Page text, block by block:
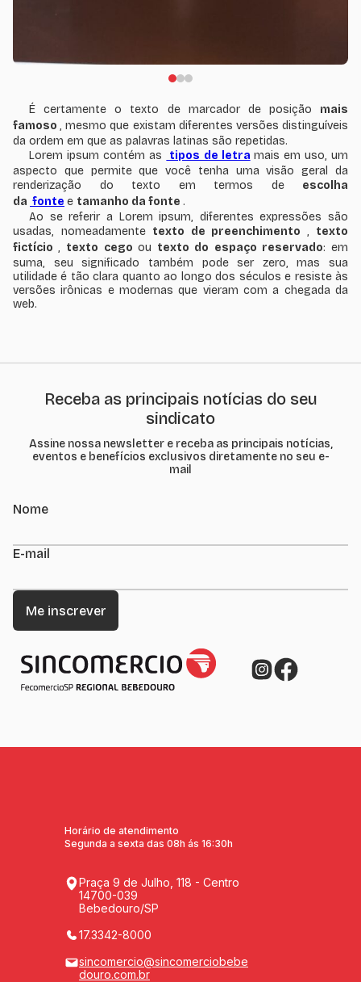
É certamente o texto de marcador de posição mais
famoso, mesmo que existam diferentes versões distinguíveis
da ordem em que as palavras latinas são repetidas.
Lorem ipsum contém as
tipos de letra mais em uso, um
aspecto que permite que você tenha uma visão geral da
renderização do texto em termos de escolha
da fonte e tamanho da fonte .
Ao se referir a Lorem ipsum, diferentes expressões são
usadas, nomeadamente texto de preenchimento , texto
fictício, texto cego ou texto do espaço reservado: em
suma, seu significado também pode ser zero, mas sua
utilidade é tão clara quanto ao longo dos séculos e resiste às
versões irônicas e modernas que vieram com a chegada da
web.
Receba as principais notícias do seu
sindicato
Assine nossa newsletter e receba as principais notícias,
eventos e benefícios exclusivos diretamente no seu e-
mail
Nome
E-mail
Horário de atendimento
Segunda a sexta das 08h ás 16:30h
Praça 9 de Julho, 118 - Centro
14700-039
Bebedouro/SP
17.3342-8000
sincomercio@sincomerciobebe
douro.com.br